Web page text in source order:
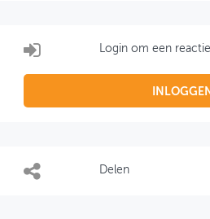
Login om een
INLOGGEN
Delen